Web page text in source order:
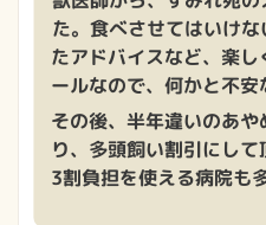
た。食べさせてはいけ
たアドバイスなど、楽
ールなので、何かと不安
その後、半年違いのあ
り、多頭飼い割引にし
3割負担を使える病院も